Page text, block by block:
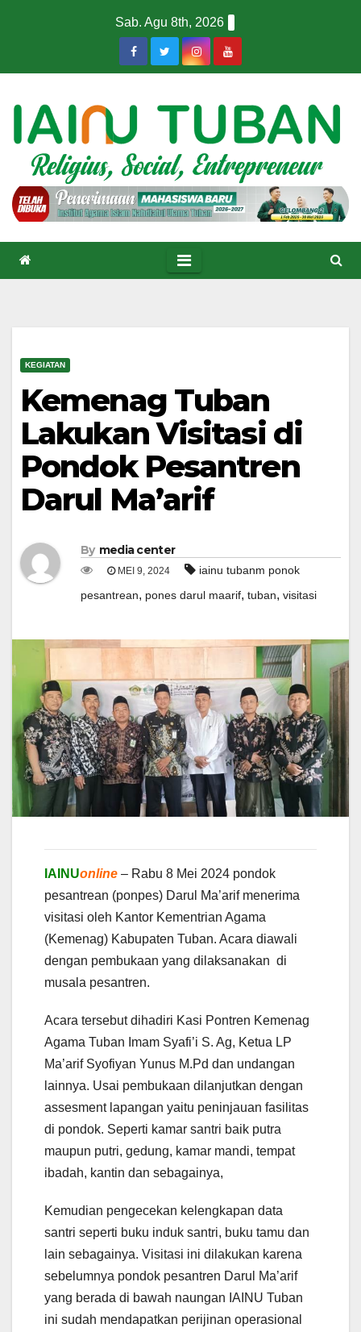
Sab. Agu 8th, 2026
KEGIATAN
Kemenag Tuban
Lakukan Visitasi di
Pondok Pesantren
Darul Ma’arif
By media center
MEI 9, 2024
iainu tubanm ponok
pesantrean, pones darul maarif, tuban, visitasi
IAINUonline – Rabu 8 Mei 2024 pondok
pesantrean (ponpes) Darul Ma’arif menerima
visitasi oleh Kantor Kementrian Agama
(Kemenag) Kabupaten Tuban. Acara diawali
dengan pembukaan yang dilaksanakan di
musala pesantren.
Acara tersebut dihadiri Kasi Pontren Kemenag
Agama Tuban Imam Syafi’i S. Ag, Ketua LP
Ma’arif Syofiyan Yunus M.Pd dan undangan
lainnya. Usai pembukaan dilanjutkan dengan
assesment lapangan yaitu peninjauan fasilitas
di pondok. Seperti kamar santri baik putra
maupun putri, gedung, kamar mandi, tempat
ibadah, kantin dan sebagainya,
Kemudian pengecekan kelengkapan data
santri seperti buku induk santri, buku tamu dan
lain sebagainya. Visitasi ini dilakukan karena
sebelumnya pondok pesantren Darul Ma’arif
yang berada di bawah naungan IAINU Tuban
ini sudah mendapatkan perijinan operasional